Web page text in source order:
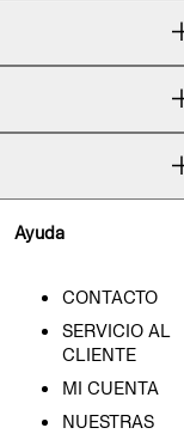
Ayuda
CONTACTO
SERVICIO AL
CLIENTE
MI CUENTA
NUESTRAS